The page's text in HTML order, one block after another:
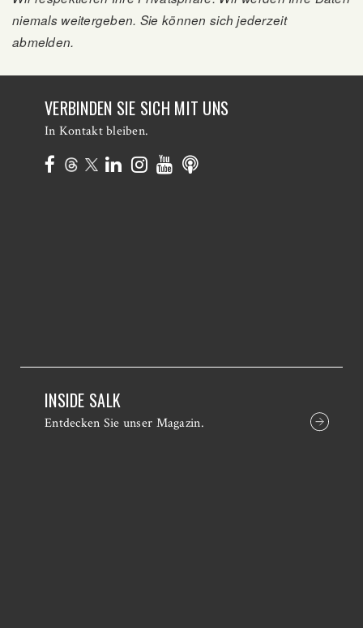
niemals weitergeben. Sie können sich jederzeit
abmelden.
VERBINDEN SIE SICH MIT UNS
In Kontakt bleiben.
INSIDE SALK
Entdecken Sie unser Magazin.